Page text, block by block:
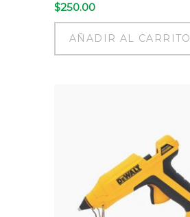
$250.00
AÑADIR AL CARRITO